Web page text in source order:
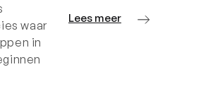
waar
in
Lees meer